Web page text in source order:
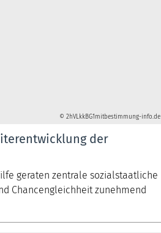
© 2hVLkkBG1mitbestimmung-info.de
der
geraten zentrale sozialstaatliche
Chancengleichheit zunehmend